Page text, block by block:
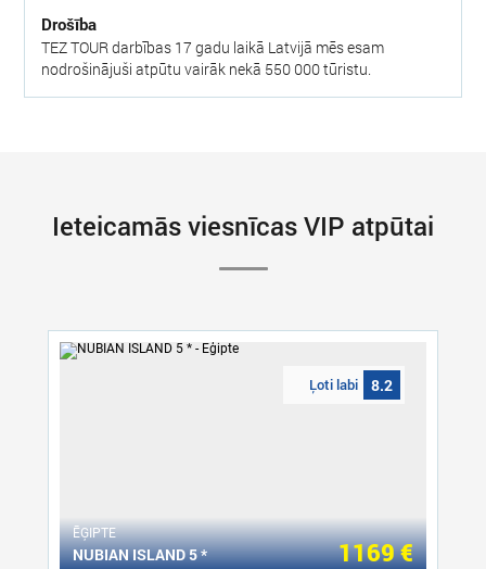
Drošība
TEZ TOUR darbības 17 gadu laikā Latvijā mēs esam
nodrošinājuši atpūtu vairāk nekā 550 000 tūristu.
Ieteicamās viesnīcas VIP atpūtai
Ļoti labi 8.2
ĒĢIPTE
NUBIAN ISLAND 5 * 1169 €